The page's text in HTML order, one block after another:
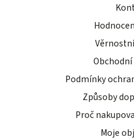
Podmínky
Způsoby
Proč
Moje